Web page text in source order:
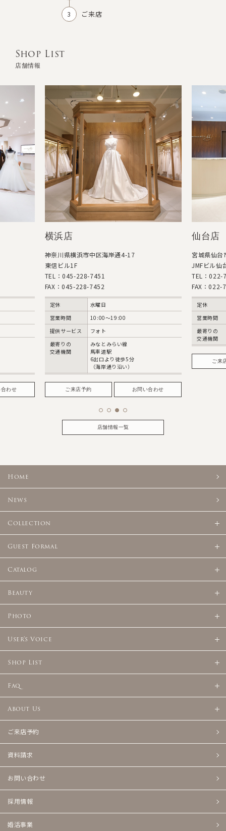
ご来店
Shop List
店舗情報
わせ
横浜店
神奈川県横浜市中区海岸通4-17
東信ビル1F
TEL：045-228-7451
FAX：045-228-7452
定休
水曜日
営業時間
10:00〜19:00
提供サービス
フォト
最寄りの
交通機関
みなとみらい線
馬車道駅
6出口より徒歩5分
（海岸通り沿い）
ご来店予約 お問い合わせ
仙台店
宮城県仙
JMFビル仙
TEL：022-
FAX：022-
定休
営業時間
最寄りの
交通機関
ご来
店舗情報一覧
Home
News
Collection
Guest Formal
Catalog
Beauty
Photo
User's Voice
Shop List
Faq
About Us
ご来店予約
資料請求
お問い合わせ
採用情報
婚活事業